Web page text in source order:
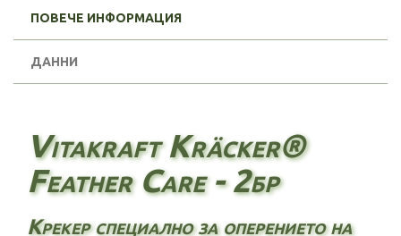
ПОВЕЧЕ ИНФОРМАЦИЯ
ДАННИ
Vitakraft Kräcker®
Feather Care - 2бр
Крекер специално за оперението на